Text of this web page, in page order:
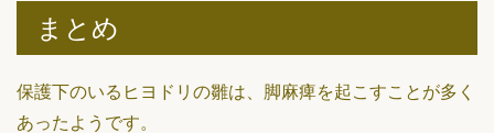
まとめ
保護下のいるヒヨドリの雛は、脚麻痺を起こすことが多く
あったようです。